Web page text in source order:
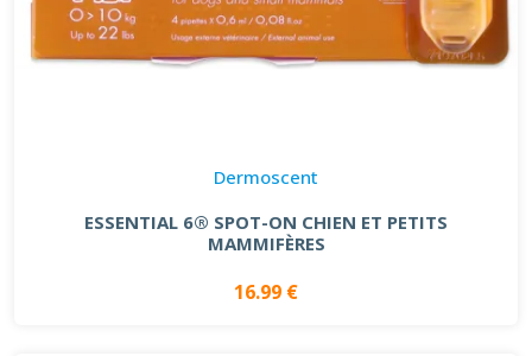
Dermoscent
ESSENTIAL 6® SPOT-ON CHIEN ET PETITS
MAMMIFÈRES
16.99 €